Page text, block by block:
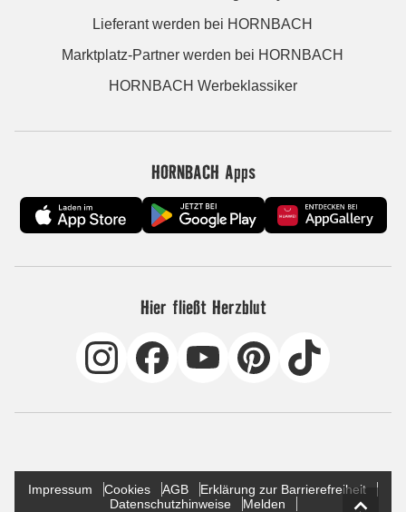
Lieferant werden bei HORNBACH
Marktplatz-Partner werden bei HORNBACH
HORNBACH Werbeklassiker
HORNBACH Apps
Hier fließt Herzblut
Impressum Cookies AGB
Erklärung zur Barrierefreiheit
Datenschutzhinweise
Melden